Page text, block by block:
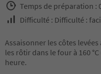
Temps de préparation :
Difficulté : Difficulté :
Assaisonner les côtes
les rôtir dans le four à 160
heure.